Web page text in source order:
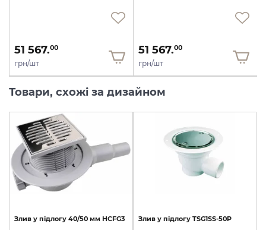
51 567.00
грн/шт
51 567.00
грн/шт
Товари, схожі за дизайном
Злив у підлогу 40/50 мм HCFG3 Злив у підлогу TSG1SS-50P